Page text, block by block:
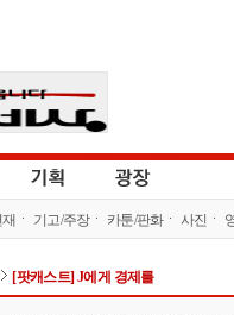
기고/주장 카툰/판화 사진
[팟캐스트] J에게 경제를